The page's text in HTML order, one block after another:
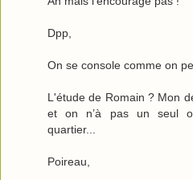
Dpp,
On se console comme on
L'étude de Romain ? Mon
et on n’à pas un seul
quartier...
Poireau,